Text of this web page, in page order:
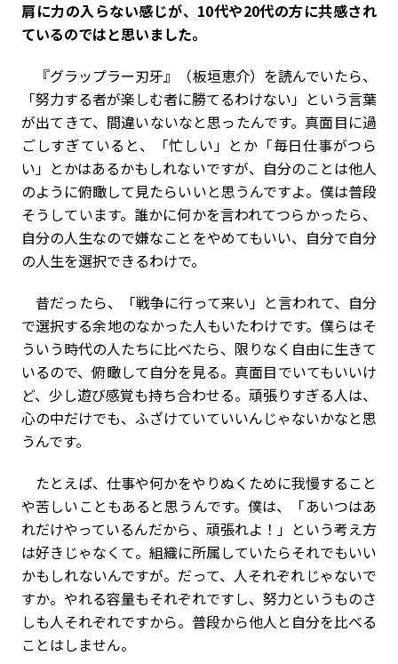
肩に力の入らない感じが、10代や20代の方に共感され
ているのではと思いました。
『グラップラー刃牙』（板垣恵介）を読んでいたら、
「努力する者が楽しむ者に勝てるわけない」という言葉
が出てきて、間違いないなと思ったんです。真面目に過
ごしすぎていると、「忙しい」とか「毎日仕事がつら
い」とかはあるかもしれないですが、自分のことは他人
のように俯瞰して見たらいいと思うんですよ。僕は普段
そうしています。誰かに何かを言われてつらかったら、
自分の人生なので嫌なことをやめてもいい、自分で自分
の人生を選択できるわけで。
昔だったら、「戦争に行って来い」と言われて、自分
で選択する余地のなかった人もいたわけです。僕らはそ
ういう時代の人たちに比べたら、限りなく自由に生きて
いるので、俯瞰して自分を見る。真面目でいてもいいけ
ど、少し遊び感覚も持ち合わせる。頑張りすぎる人は、
心の中だけでも、ふざけていていいんじゃないかなと思
うんです。
たとえば、仕事や何かをやりぬくために我慢すること
や苦しいこともあると思うんです。僕は、「あいつはあ
れだけやっているんだから、頑張れよ！」という考え方
は好きじゃなくて。組織に所属していたらそれでもいい
かもしれないんですが。だって、人それぞれじゃないで
すか。やれる容量もそれぞれですし、努力というものさ
しも人それぞれですから。普段から他人と自分を比べる
ことはしません。